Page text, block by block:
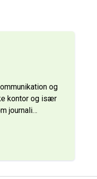
og
kontor og især
journali…